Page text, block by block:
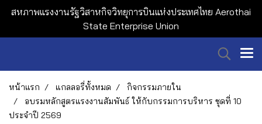
สหภาพแรงงานรัฐวิสาหกิจวิทยุการบินแห่งประเทศไทย Aerothai
State Enterprise Union
หน้าแรก แกลลอรี่ทั้งหมด
กิจกรรมภายใน
อบรมหลักสูตรแรงงานสัมพันธ์ ให้กับกรรมการบริหาร ชุดที่ 10
ประจำปี 2569